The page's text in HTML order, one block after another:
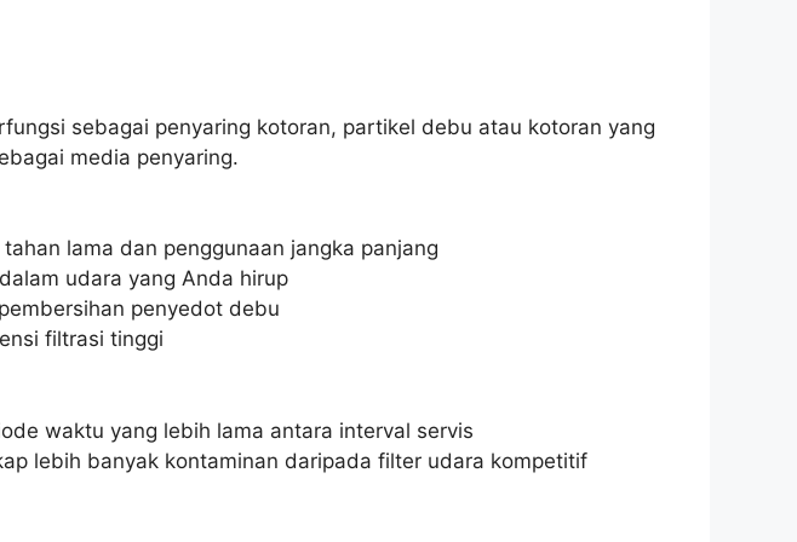
sebagai penyaring kotoran, partikel debu atau kotoran yang
media penyaring.
lama dan penggunaan jangka panjang
udara yang Anda hirup
penyedot debu
filtrasi tinggi
waktu yang lebih lama antara interval servis
lebih banyak kontaminan daripada filter udara kompetitif